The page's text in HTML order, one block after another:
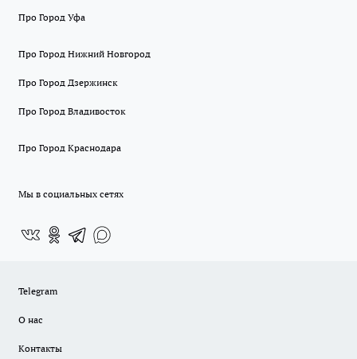
Про Город Уфа
Про Город Нижний Новгород
Про Город Дзержинск
Про Город Владивосток
Про Город Краснодара
Мы в социальных сетях
Telegram
О нас
Контакты